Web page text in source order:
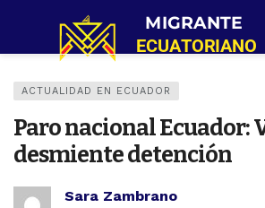
ACTUALIDAD EN ECUADOR
Paro nacional Ecuador:
desmiente detención
Sara Zambrano